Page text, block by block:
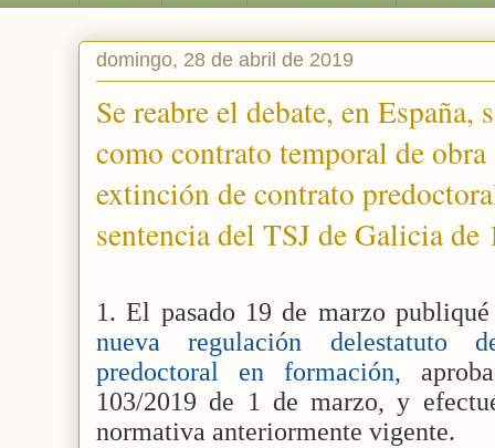
domingo, 28 de abril de 2019
Se reabre el debate, en
como contrato temporal de
extinción de contrato
sentencia del TSJ de Galicia
1. El pasado 19 de marzo
nueva regulación delestatuto
predoctoral en formación,
103/2019 de 1 de marzo, y
normativa anteriormente vigente.